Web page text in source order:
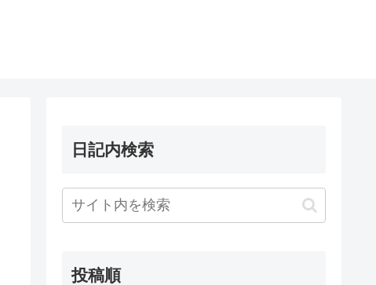
日記内検索
投稿順